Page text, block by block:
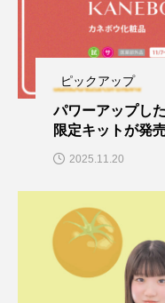
ピックアップ
パワーアップし
限定キットが発売
2025.11.20